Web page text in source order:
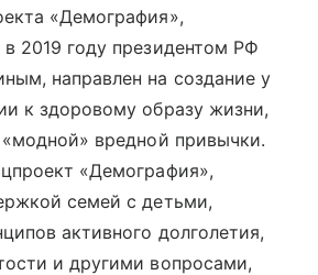
«Демография»,
2019 году президентом РФ
направлен на создание у
к здоровому образу жизни,
вредной привычки.
«Демография»,
семей с детьми,
активного долголетия,
и другими вопросами,